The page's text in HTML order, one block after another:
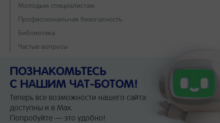
Молодым специалистам
Профессиональная безопасность
Библиотека
Частые вопросы
ПОЗНАКОМЬТЕСЬ
С НАШИМ ЧАТ-БОТОМ!
Теперь все возможности нашего сайта
доступны и в Max.
Попробуйте — это удобно!